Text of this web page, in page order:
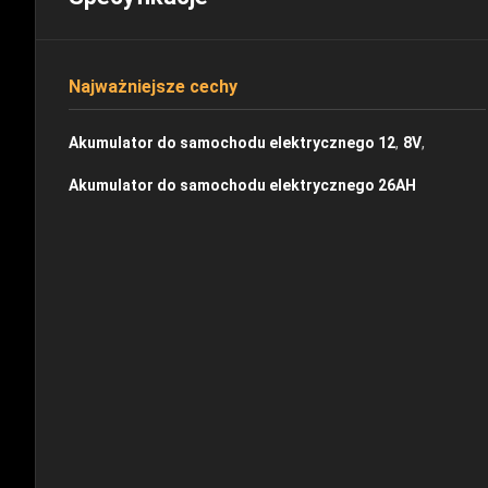
Najważniejsze cechy
Akumulator do samochodu elektrycznego 12, 8V,
Akumulator do samochodu elektrycznego 26AH